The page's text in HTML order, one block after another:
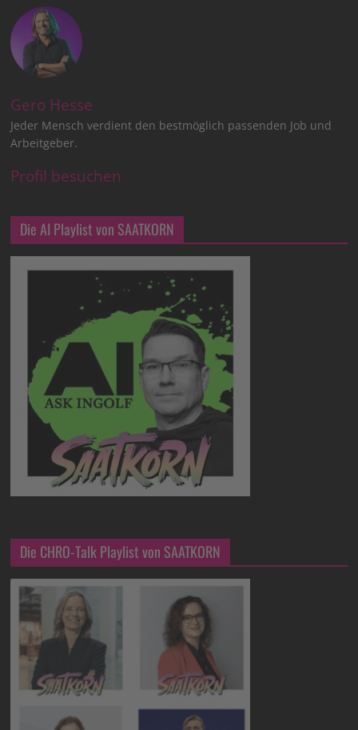
Gero Hesse
Jeder Mensch verdient den bestmöglich passenden Job und
Arbeitgeber.
Profil besuchen
Die AI Playlist von SAATKORN
Die CHRO-Talk Playlist von SAATKORN